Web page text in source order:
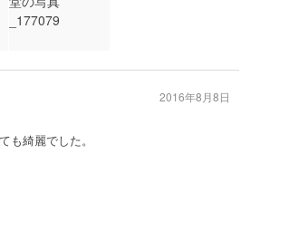
綺麗でした。
2016年8月8日